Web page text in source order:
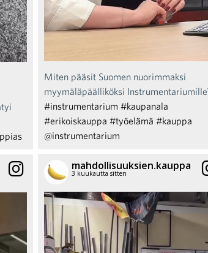
Miten pääsit Suomen nuorimmaksi
myymäläpäälliköksi
#instrumentarium #kaupanala
#erikoiskauppa #työelämä #kauppa
@instrumentarium
mahdollisuuksien.kauppa
3 kuukautta sitten